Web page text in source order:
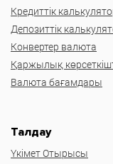
Кредиттік
Депозиттік
Конвертер валюта
Қаржылық
Валюта бағамдары
Талдау
Үкімет Отырысы